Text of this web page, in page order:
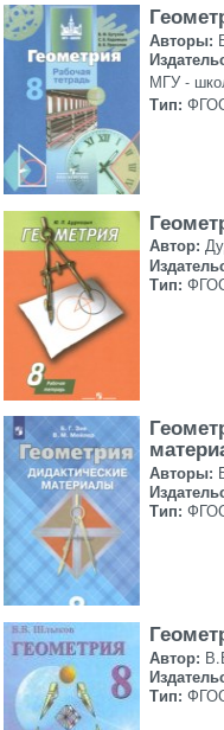
Авторы:
МГУ -
Тип:
Автор:
Тип:
Авторы:
Тип:
Автор:
Тип: